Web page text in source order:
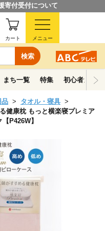
寄付受付について
検索
カート メニュー
まち一覧 特集 初心者ガイド
品
タオル・寝具
健康枕 もっと横楽寝プレミア
P426W】